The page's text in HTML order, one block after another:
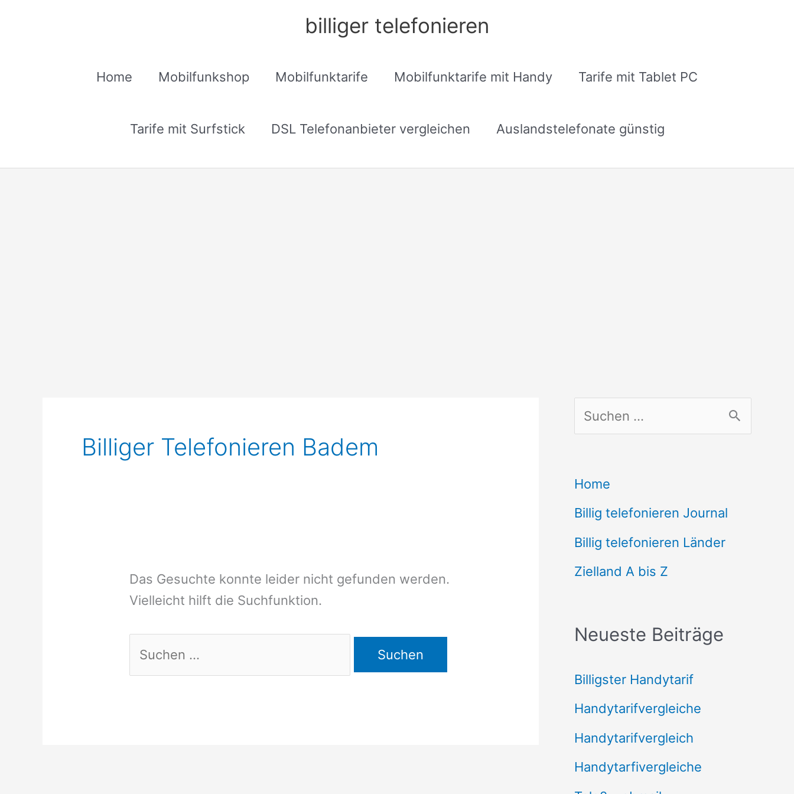
billiger telefonieren
Home Mobilfunkshop Mobilfunktarife Mobilfunktarife mit Handy Tarife mit Tablet PC
Tarife mit Surfstick DSL Telefonanbieter vergleichen Auslandstelefonate günstig
Billiger Telefonieren Badem
Das Gesuchte konnte leider nicht gefunden werden.
Vielleicht hilft die Suchfunktion.
nach:
u
h
e
n
n
h
Home
Billig telefonieren Journal
Billig telefonieren Länder
Zielland A bis Z
Neueste Beiträge
Billigster Handytarif
Handytarifvergleiche
Handytarifvergleich
Handytarfivergleiche